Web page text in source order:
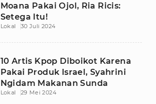
Moana Pakai Ojol, Ria Ricis:
Setega Itu!
Lokal 30 Juli 2024
10 Artis Kpop Diboikot Karena
Pakai Produk Israel, Syahrini
Ngidam Makanan Sunda
Lokal 29 Mei 2024